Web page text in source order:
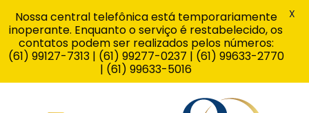
Nossa central telefônica está temporariamente
inoperante. Enquanto o serviço é restabelecido, os
contatos podem ser realizados pelos números:
(61) 99127-7313 | (61) 99277-0237 | (61) 99633-2770
| (61) 99633-5016
X